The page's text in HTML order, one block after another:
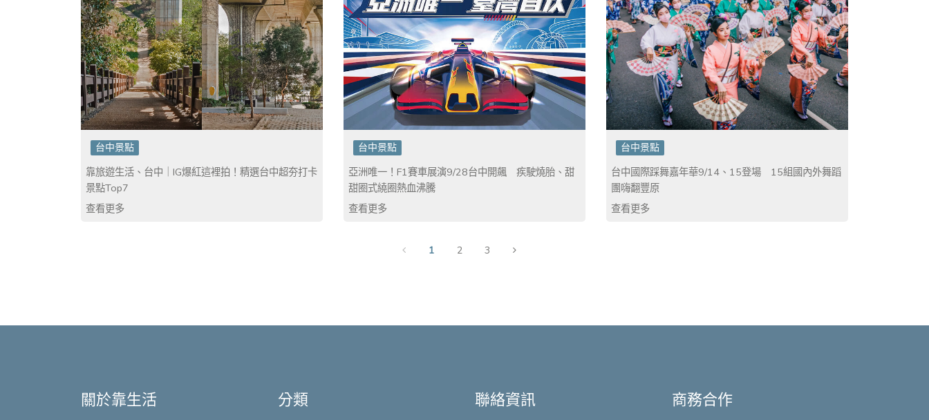
台中景點
靠旅遊生活、台中｜IG爆紅這裡拍！精選台中超夯打卡
景點Top7
查看更多
台中景點
亞洲唯一！F1賽車展演9/28台中開飆 疾駛燒胎、甜
甜圈式繞圈熱血沸騰
查看更多
台中景點
台中國際踩舞嘉年華9/14、15登場 15組國內外舞蹈
團嗨翻豐原
查看更多
1 2 3
關於靠生活 分類 聯絡資訊 商務合作